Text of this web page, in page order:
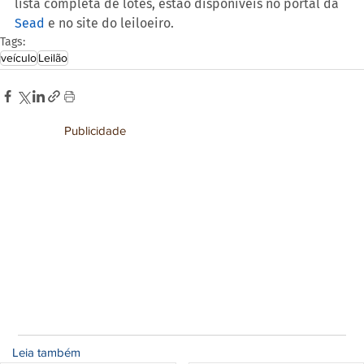
lista completa de lotes, estão disponíveis no portal da
Sead e no site do leiloeiro.
Tags:
veículoLeilão
Publicidade
Leia também